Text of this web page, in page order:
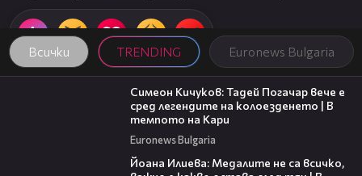
Всички TRENDING Euronews Bulgaria
11:23
Симеон Кичуков: Тадей Погачар вече е
сред легендите на колоезденето | В
темпото на Кари
Euronews Bulgaria
Йоана Илиева: Медалите не са всичко,